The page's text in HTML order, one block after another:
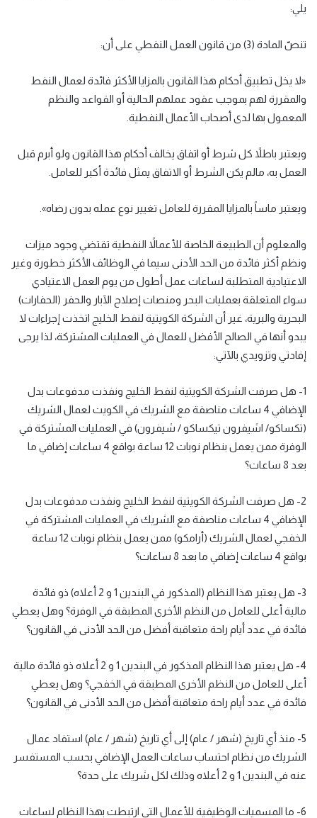
يلي:
تنصّ المادة (3) من قانون العمل النفطي على أن:
«لا يخل تطبيق أحكام هذا القانون بالمزايا الأكثر فائدة لعمال النفط
والمقررة لهم بموجب عقود عملهم الحالية أو القواعد والنظم
المعمول بها لدى أصحاب الأعمال النفطية.
ويعتبر باطلاً كل شرط أو اتفاق يخالف أحكام هذا القانون ولو أبرم قبل
العمل به، مالم يكن الشرط أو الاتفاق يمثل فائدة أكبر للعامل.
ويعتبر ماساً بالمزايا المقررة للعامل تغيير نوع عمله بدون رضاه».
والمعلوم أن الطبيعة الخاصة للأعمالاً النفطية تقتضي وجود ميزات
ونظم أكثر فائدة من الحد الأدنى سيما في الوظائف الأكثر خطورة وغير
الاعتيادية المتطلبة لساعات عمل أطول من يوم العمل الاعتيادي
سواء المتعلقة بعمليات البحر ومنصات إصلاح الآبار والحفر (الحفارات)
البحرية والبرية، غير أن الشركة الكويتية لنفط الخليج اتخذت إجراءات لا
يبدو أنها في الصالح الأفضل للعمال في العمليات المشتركة، لذا يرجى
إفادتي وتزويدي بالآتي:
1- هل صرفت الشركة الكويتية لنفط الخليج ونفذت مدفوعات بدل
الإضافي 4 ساعات مناصفة مع الشريك في الكويت لعمال الشريك
(تكساكو/ اشيفرون تيكساكو / شيفرون) في العمليات المشتركة في
الوفرة ممن يعمل بنظام نوبات 12 ساعة بواقع 4 ساعات إضافي ما
بعد 8 ساعات؟
2- هل صرفت الشركة الكويتية لنفط الخليج ونفذت مدفوعات بدل
الإضافي 4 ساعات مناصفة مع الشريك في العمليات المشتركة في
الخفجي لعمال الشريك (أرامكو) ممن يعمل بنظام نوبات 12 ساعة
بواقع 4 ساعات إضافي ما بعد 8 ساعات؟
3- هل يعتبر هذا النظام (المذكور في البندين 1 و 2 أعلاه) ذو فائدة
مالية أعلى للعامل من النظم الأخرى المطبقة في الوفرة؟ وهل يعطي
فائدة في عدد أيام راحة متعاقبة أفضل من الحد الأدنى في القانون؟
4- هل يعتبر هذا النظام المذكور في البندين 1 و 2 أعلاه ذو فائدة مالية
أعلى للعامل من النظم الأخرى المطبقة في الخفجي؟ وهل يعطي
فائدة في عدد أيام راحة متعاقبة أفضل من الحد الأدنى في القانون؟
5- منذ أي تاريخ (شهر / عام) إلى أي تاريخ (شهر / عام) استفاد عمال
الشريك من نظام احتساب ساعات العمل الإضافي بحسب المستفسر
عنه في البندين 1 و 2 أعلاه وذلك لكل شريك على حدة؟
6- ما المسميات الوظيفية للأعمال التي ارتبطت بهذا النظام لساعات